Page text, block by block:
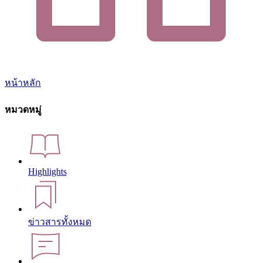
หน้าหลัก
หมวดหมู่
Highlights
ข่าวสารทั้งหมด